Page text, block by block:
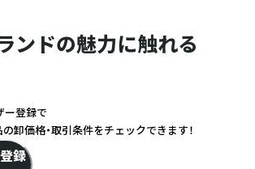
ンドの魅力に触れる
ー登録で
卸価格・取引条件をチェックできます！
録